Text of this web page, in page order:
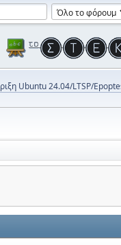
Ubuntu 24.04/LTSP/